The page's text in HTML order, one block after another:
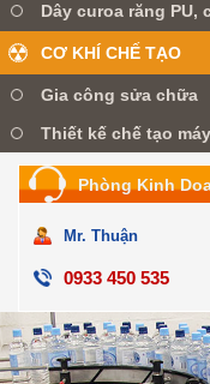
Dây curoa răng PU,
CƠ KHÍ CHẾ TẠO
Gia công sửa chữa
Thiết kế chế tạo máy
Phòng Kinh
Mr. Thuận
0933 450 535